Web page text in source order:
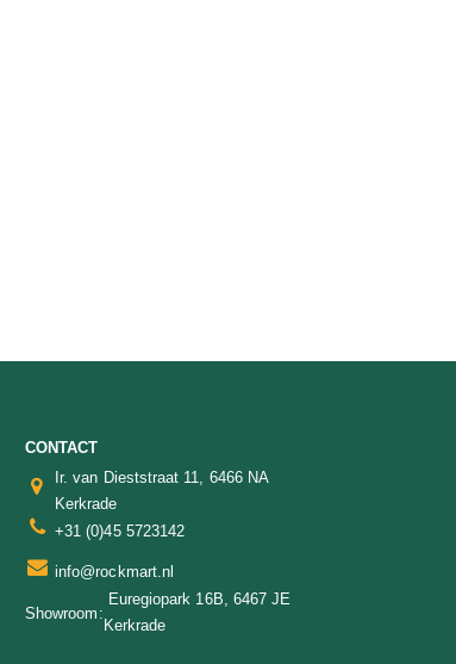
CONTACT
Ir. van Dieststraat 11, 6466 NA
Kerkrade
+31 (0)45 5723142
info@rockmart.nl
Showroom:
Euregiopark 16B, 6467 JE
Kerkrade